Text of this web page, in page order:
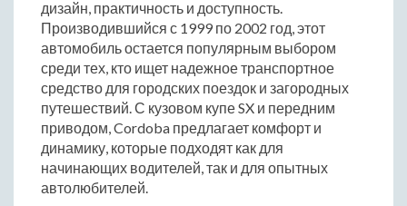
дизайн, практичность и доступность.
Производившийся с 1999 по 2002 год, этот
автомобиль остается популярным выбором
среди тех, кто ищет надежное транспортное
средство для городских поездок и загородных
путешествий. С кузовом купе SX и передним
приводом, Cordoba предлагает комфорт и
динамику, которые подходят как для
начинающих водителей, так и для опытных
автолюбителей.